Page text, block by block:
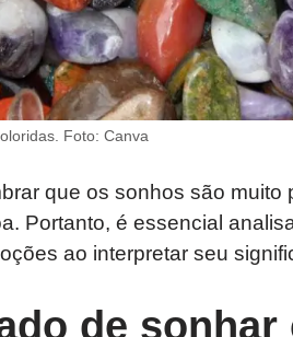
Foto: Canva
que os sonhos são
Portanto, é essencial
ao interpretar seu
de sonhar